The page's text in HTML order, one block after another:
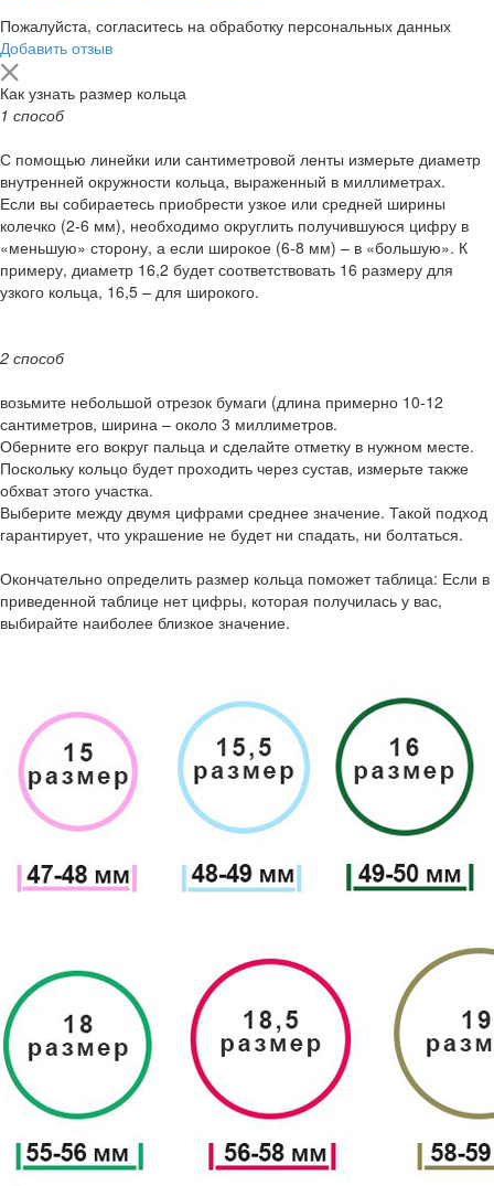
Пожалуйста, согласитесь на обработку персональных данных
Добавить отзыв
Как узнать размер кольца
1 способ
С помощью линейки или сантиметровой ленты измерьте диаметр
внутренней окружности кольца, выраженный в миллиметрах.
Если вы собираетесь приобрести узкое или средней ширины
колечко (2-6 мм), необходимо округлить получившуюся цифру в
«меньшую» сторону, а если широкое (6-8 мм) – в «большую». К
примеру, диаметр 16,2 будет соответствовать 16 размеру для
узкого кольца, 16,5 – для широкого.
2 способ
возьмите небольшой отрезок бумаги (длина примерно 10-12
сантиметров, ширина – около 3 миллиметров.
Оберните его вокруг пальца и сделайте отметку в нужном месте.
Поскольку кольцо будет проходить через сустав, измерьте также
обхват этого участка.
Выберите между двумя цифрами среднее значение. Такой подход
гарантирует, что украшение не будет ни спадать, ни болтаться.
Окончательно определить размер кольца поможет таблица: Если в
приведенной таблице нет цифры, которая получилась у вас,
выбирайте наиболее близкое значение.